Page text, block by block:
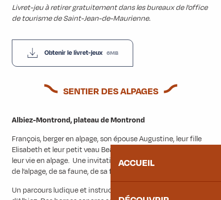
ACCUEIL
Livret-jeu à retirer gratuitement dans les bureaux de l’office
de tourisme de Saint-Jean-de-Maurienne.
Obtenir le livret-jeux 6MB
SENTIER DES ALPAGES
Albiez-Montrond, plateau de Montrond
François, berger en alpage, son épouse Augustine, leur fille
Elisabeth et leur petit veau Beaunie vous invite à découvrir
leur vie en alpage. Une invitation à découvrir l’organisation
de l’alpage, de sa faune, de sa flore et de ses paysages.
Un parcours ludique et instructif autour des alpages